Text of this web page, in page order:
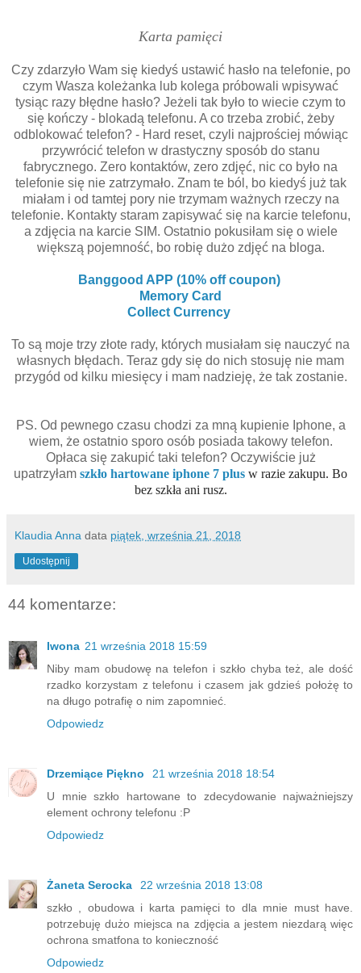
Karta pamięci
Czy zdarzyło Wam się kiedyś ustawić hasło na telefonie, po
czym Wasza koleżanka lub kolega próbowali wpisywać
tysiąc razy błędne hasło? Jeżeli tak było to wiecie czym to
się kończy - blokadą telefonu. A co trzeba zrobić, żeby
odblokować telefon? - Hard reset, czyli najprościej mówiąc
przywrócić telefon w drastyczny sposób do stanu
fabrycznego. Zero kontaktów, zero zdjęć, nic co było na
telefonie się nie zatrzymało. Znam te ból, bo kiedyś już tak
miałam i od tamtej pory nie trzymam ważnych rzeczy na
telefonie. Kontakty staram zapisywać się na karcie telefonu,
a zdjęcia na karcie SIM. Ostatnio pokusiłam się o wiele
większą pojemność, bo robię dużo zdjęć na bloga.
Banggood APP (10% off coupon)
Memory Card
Collect Currency
To są moje trzy złote rady, których musiałam się nauczyć na
własnych błędach. Teraz gdy się do nich stosuję nie mam
przygód od kilku miesięcy i mam nadzieję, że tak zostanie.
PS. Od pewnego czasu chodzi za mną kupienie Iphone, a
wiem, że ostatnio sporo osób posiada takowy telefon.
Opłaca się zakupić taki telefon? Oczywiście już
upatrzyłam szkło hartowane iphone 7 plus w razie zakupu. Bo
bez szkła ani rusz.
Klaudia Anna data piątek, września 21, 2018
Udostępnij
44 komentarze:
Iwona 21 września 2018 15:59
Niby mam obudowę na telefon i szkło chyba też, ale dość
rzadko korzystam z telefonu i czasem jak gdzieś położę to
na długo potrafię o nim zapomnieć.
Odpowiedz
Drzemiące Piękno
21 września 2018 18:54
U mnie szkło hartowane to zdecydowanie najważniejszy
element ochrony telefonu :P
Odpowiedz
Żaneta Serocka
22 września 2018 13:08
szkło , obudowa i karta pamięci to dla mnie must have.
potrzebuję dużo miejsca na zdjęcia a jestem niezdarą więc
ochrona smatfona to konieczność
Odpowiedz